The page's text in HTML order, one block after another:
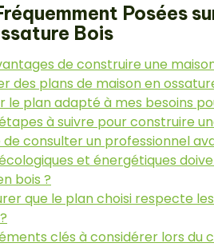
Posées
Bois
de construire une
des plans de maison en
le plan adapté à mes besoins
à suivre pour construire
consulter un professionnel
et énergétiques
bois ?
que le plan choisi respecte
clés à considérer lors du